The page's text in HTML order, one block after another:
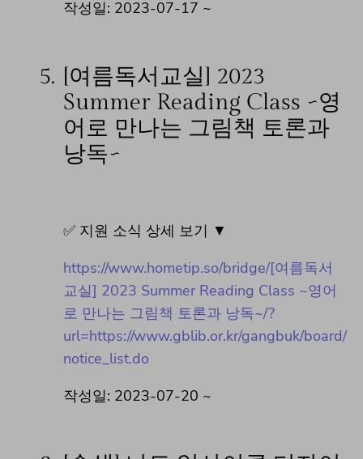
작성일: 2023-07-17 ~
5. [여름독서교실] 2023
Summer Reading Class ~영
어로 만나는 그림책 토론과
낭독~
✅ 지원 소식 상세 보기 ▼
https://www.hometip.so/bridge/[여름독서
교실] 2023 Summer Reading Class ~영어
로 만나는 그림책 토론과 낭독~/?
url=https://www.gblib.or.kr/gangbuk/board/
notice_list.do
작성일: 2023-07-20 ~